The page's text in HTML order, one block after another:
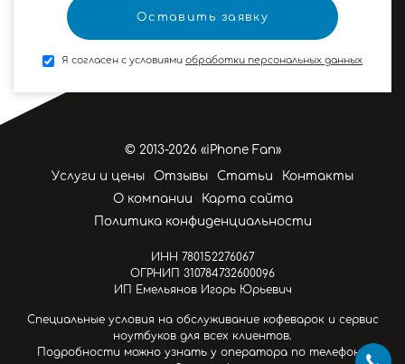
Я согласен с условиями обработки персональных данных
© 2013-2026 «iPhone Fan»
Услуги и цены
Отзывы Статьи
Контакты
О компании
Карта сайта
Политика конфиденциальности
ИНН 780152276067
ОГРНИП 310784732600096
ИП Емельянов Игорь Юрьевич
Специальные условия на обслуживание кофеварок и сервис
ноутбуков для всех клиентов.
Подробности можно узнать у оператора по телефону.